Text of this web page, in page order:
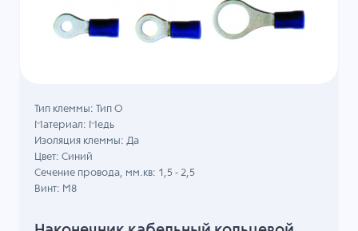
Тип клеммы: Тип О
Материал: Медь
Изоляция клеммы: Да
Цвет: Синий
Сечение провода, мм.кв: 1,5 - 2,5
Винт: M8